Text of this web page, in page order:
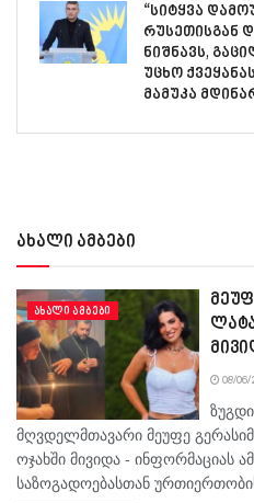
“სიტყვა
რუსეთისგან
ნიშნავს,
უცხო
მამუკა
ახალი ამბები
ᲐᲮᲐᲚᲘ ᲐᲛᲑᲔᲑᲘ
08/06/
მღვდელმთავარი მეუფე
ოჯახში მივიდა - ინფორმაციას
საზოგადოებასთან